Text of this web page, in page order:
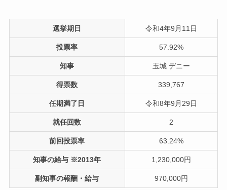
選挙期日 令和4年9月11日
投票率 57.92%
知事 玉城 デニー
得票数 339,767
任期満了日 令和8年9月29日
就任回数 2
前回投票率 63.24%
知事の給与 ※2013年 1,230,000円
副知事の報酬・給与 970,000円